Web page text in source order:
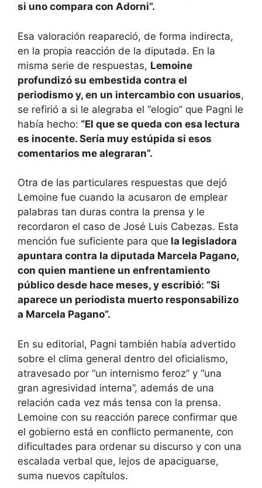
si uno compara con Adorni”.
Esa valoración reapareció, de forma indirecta,
en la propia reacción de la diputada. En la
misma serie de respuestas, Lemoine
profundizó su embestida contra el
periodismo y, en un intercambio con usuarios,
se refirió a si le alegraba el “elogio” que Pagni le
había hecho: “El que se queda con esa lectura
es inocente. Sería muy estúpida si esos
comentarios me alegraran”.
Otra de las particulares respuestas que dejó
Lemoine fue cuando la acusaron de emplear
palabras tan duras contra la prensa y le
recordaron el caso de José Luis Cabezas. Esta
mención fue suficiente para que la legisladora
apuntara contra la diputada Marcela Pagano,
con quien mantiene un enfrentamiento
público desde hace meses, y escribió: “Si
aparece un periodista muerto responsabilizo
a Marcela Pagano”.
En su editorial, Pagni también había advertido
sobre el clima general dentro del oficialismo,
atravesado por “un internismo feroz” y “una
gran agresividad interna”, además de una
relación cada vez más tensa con la prensa.
Lemoine con su reacción parece confirmar que
el gobierno está en conflicto permanente, con
dificultades para ordenar su discurso y con una
escalada verbal que, lejos de apaciguarse,
suma nuevos capítulos.